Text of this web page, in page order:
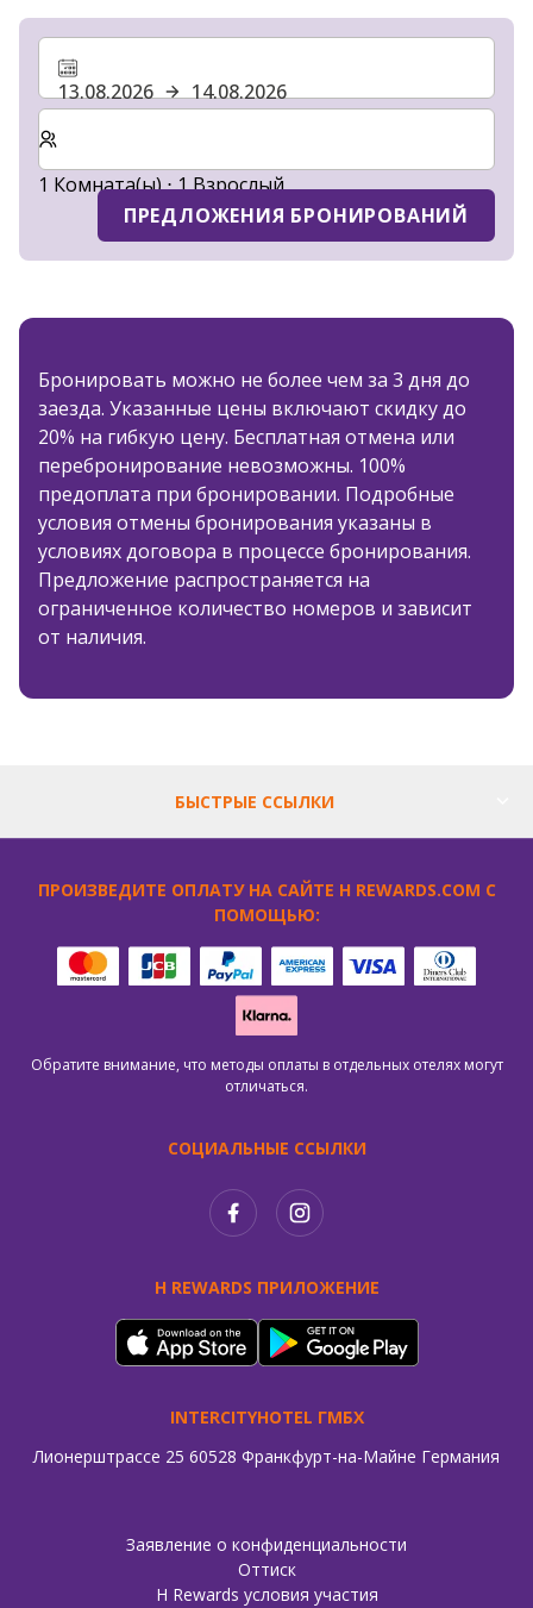
13.08.2026
14.08.2026
Выберите количество комнат и гостей для вашего
1 Комната(ы) ⋅ 1 Взрослый
ПРЕДЛОЖЕНИЯ БРОНИРОВАНИЙ
Бронировать можно не более чем за 3 дня до
заезда. Указанные цены включают скидку до
20% на гибкую цену. Бесплатная отмена или
перебронирование невозможны. 100%
предоплата при бронировании. Подробные
условия отмены бронирования указаны в
условиях договора в процессе бронирования.
Предложение распространяется на
ограниченное количество номеров и зависит
от наличия.
БЫСТРЫЕ ССЫЛКИ
СОЦИАЛЬНЫЕ ССЫЛКИ
H REWARDS ПРИЛОЖЕНИЕ
INTERCITYHOTEL ГМБХ
Лионерштрассе 25 60528 Франкфурт-на-Майне Германия
ПРОИЗВЕДИТЕ ОПЛАТУ НА САЙТЕ H REWARDS.COM С
ПОМОЩЬЮ:
Обратите внимание, что методы оплаты в отдельных отелях могут
отличаться.
Заявление о конфиденциальности
Оттиск
H Rewards условия участия